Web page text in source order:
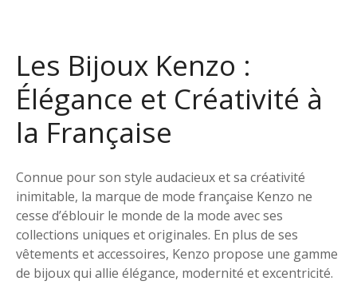
Les Bijoux Kenzo :
Élégance et Créativité à
la Française
Connue pour son style audacieux et sa créativité
inimitable, la marque de mode française Kenzo ne
cesse d’éblouir le monde de la mode avec ses
collections uniques et originales. En plus de ses
vêtements et accessoires, Kenzo propose une gamme
de bijoux qui allie élégance, modernité et excentricité.